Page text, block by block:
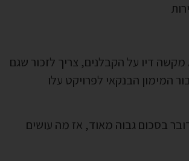
דיו על הקבלנים, צריך לזכור שגם
המימון הבנקאי לפרויקט עלו
בסכום גבוה מאוד, אז מה עושים